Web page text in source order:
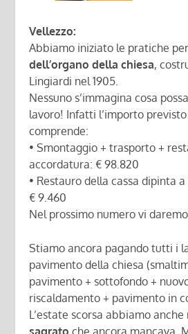
Vellezzo:
Abbiamo iniziato le pratiche
dell’organo della chiesa,
Lingiardi nel 1905.
Nessuno s’immagina cosa
lavoro! Infatti l’importo
comprende:
• Smontaggio + trasporto +
accordatura: € 98.820
• Restauro della cassa dipinta
€ 9.460
Nel prossimo numero vi
Stiamo ancora pagando tutti i
pavimento della chiesa
pavimento + sottofondo +
riscaldamento + pavimento in
L’estate scorsa abbiamo